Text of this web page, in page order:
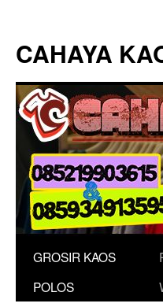
isi
CAHAYA
GROSIR KAOS
POLOS